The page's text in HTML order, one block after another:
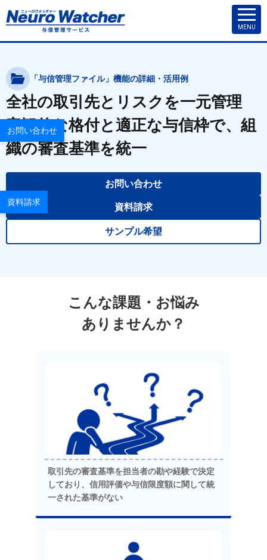
MENU
「与信管理ファイル」機能の詳細・活用例
全社の取引先とリスクを一元管理
客観的な格付と適正な与信枠で、組
織の審査基準を統一
お問い合わせ
資料請求
サンプル希望
こんな課題・お悩み
ありませんか？
取引先の審査基準を担当者の勘や経験で決定
しており、信用評価や与信限度額に関して統
一された基準がない
お問い合わせ
資料請求